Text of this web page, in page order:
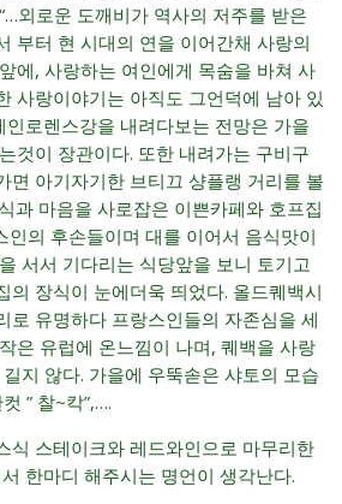
외로운 도깨비가 역사의 저주를 받은
부터 현 시대의 연을 이어간채 사랑의
에, 사랑하는 여인에게 목숨을 바쳐 사
사랑이야기는 아직도 그언덕에 남아 있
인로렌스강을 내려다보는 전망은 가을
것이 장관이다. 또한 내려가는 구비구
면 아기자기한 브티끄 샹플랭 거리를 볼
과 마음을 사로잡은 이쁜카페와 호프집
인의 후손들이며 대를 이어서 음식맛이
서서 기다리는 식당앞을 보니 토기고
의 장식이 눈에더욱 띄었다. 올드퀘백시
로 유명하다 프랑스인들의 자존심을 세
은 유럽에 온느낌이 나며, 퀘백을 사랑
지 않다. 가을에 우뚝솓은 샤토의 모습
” 찰~칵”,….
식 스테이크와 레드와인으로 마무리한
한마디 해주시는 명언이 생각난다.